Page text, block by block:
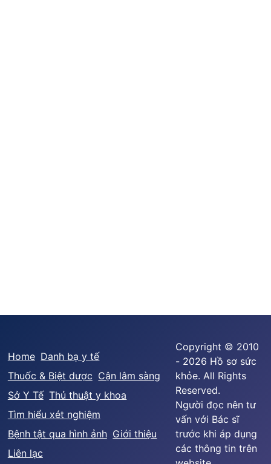
Home Danh bạ y tế
Thuốc & Biệt dược Cận lâm sàng
Sở Y Tế Thủ thuật y khoa
Tìm hiểu xét nghiệm
Bệnh tật qua hình ảnh Giới thiệu
Liên lạc
Copyright © 2010
- 2026 Hồ sơ sức
khỏe. All Rights
Reserved.
Người đọc nên tư
vấn với Bác sĩ
trước khi áp dụng
các thông tin trên